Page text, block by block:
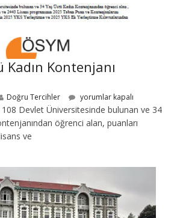
Kadın Kontenjanı
Doğru Tercihler yorumlar kapalı
108 Devlet Üniversitesinde bulunan ve 34
öğrenci alan, puanları
ve